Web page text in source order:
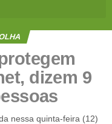
dizem 9
nessa quinta-feira (12)